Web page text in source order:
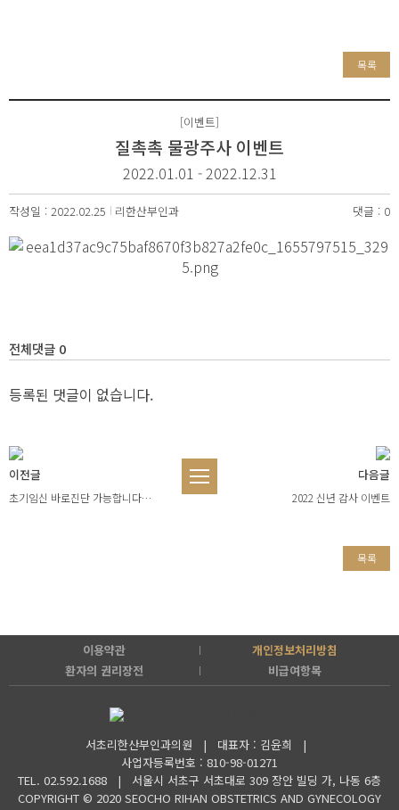
목록
[이벤트]
질촉촉 물광주사 이벤트
2022.01.01 - 2022.12.31
작성일 : 2022.02.25 리한산부인과 댓글 : 0
전체댓글 0
등록된 댓글이 없습니다.
이전글
초기임신 바로진단 가능합니다…
다음글
2022 신년 감사 이벤트
목록
이용약관
개인정보처리방침
환자의 권리장전
비급여항목
서초리한산부인과의원 | 대표자 : 김윤희 |
사업자등록번호 : 810-98-01271
TEL. 02.592.1688 | 서울시 서초구 서초대로 309 장안 빌딩 가, 나동 6층
COPYRIGHT © 2020 SEOCHO RIHAN OBSTETRICS AND GYNECOLOGY